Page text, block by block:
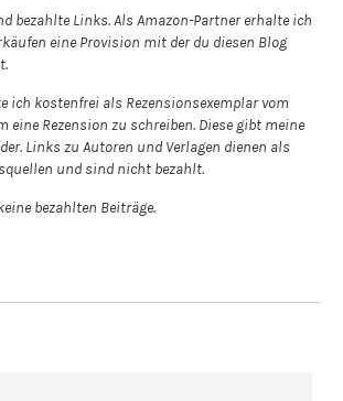
bezahlte Links. Als Amazon-Partner erhalte ich
eine Provision mit der du diesen Blog
ich kostenfrei als Rezensionsexemplar vom
eine Rezension zu schreiben. Diese gibt meine
Links zu Autoren und Verlagen dienen als
und sind nicht bezahlt.
bezahlten Beiträge.